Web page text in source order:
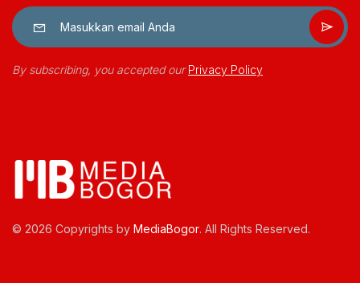
By subscribing, you accepted ourPrivacy Policy
© 2026 Copyrights by MediaBogor. All Rights Reserved.